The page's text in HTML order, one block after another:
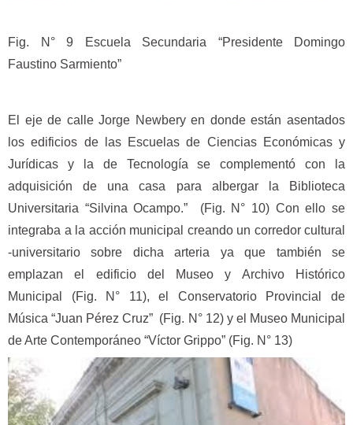
Fig. N° 9 Escuela Secundaria “Presidente Domingo
Faustino Sarmiento”
El eje de calle Jorge Newbery en donde están asentados
los edificios de las Escuelas de Ciencias Económicas y
Jurídicas y la de Tecnología se complementó con la
adquisición de una casa para albergar la Biblioteca
Universitaria “Silvina Ocampo.” (Fig. N° 10) Con ello se
integraba a la acción municipal creando un corredor cultural
-universitario sobre dicha arteria ya que también se
emplazan el edificio del Museo y Archivo Histórico
Municipal (Fig. N° 11), el Conservatorio Provincial de
Música “Juan Pérez Cruz” (Fig. N° 12) y el Museo Municipal
de Arte Contemporáneo “Víctor Grippo” (Fig. N° 13)